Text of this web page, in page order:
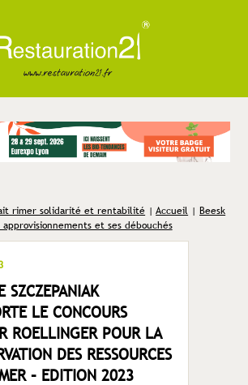
rimer solidarité et rentabilité |Accueil |Beesk
et ses débouchés
SZCZEPANIAK
LE CONCOURS
ROELLINGER POUR LA
DES RESSOURCES
– EDITION 2023